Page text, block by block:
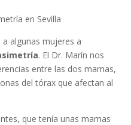
en Sevilla
algunas mujeres a
. El Dr. Marín nos
entre las dos mamas,
del tórax que afectan al
que tenía unas mamas